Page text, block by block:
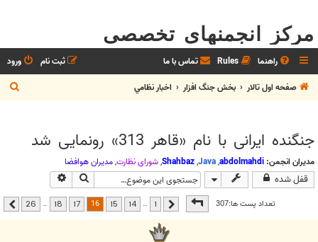
مرکز انجمنهای تخصصی
راهنما Rules تماس با ما ورود
ثبت نام
صفحه اول تالار
بخش جنگ افزار اخبار نظامي
ج
س
جنگنده ایرانی با نام «قاهر 313» رونمایی شد
مدیران انجمن: abdolmahdi
,
Java
,
Shahbaz
,شوراي نظارت,مديران هوافضا
قفل شده جستجو
تعداد پست ها:307صفحه16 از26 قبلی …
14
15
16
17
18
…
26 بعدی